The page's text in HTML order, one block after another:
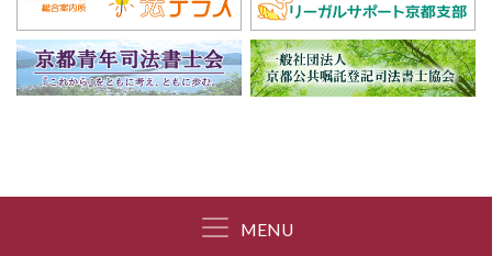
MENU